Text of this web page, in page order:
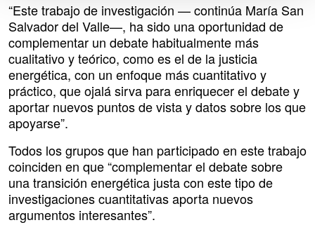
“Este trabajo de investigación — continúa María San
Salvador del Valle—, ha sido una oportunidad de
complementar un debate habitualmente más
cualitativo y teórico, como es el de la justicia
energética, con un enfoque más cuantitativo y
práctico, que ojalá sirva para enriquecer el debate y
aportar nuevos puntos de vista y datos sobre los que
apoyarse”.
Todos los grupos que han participado en este trabajo
coinciden en que “complementar el debate sobre
una transición energética justa con este tipo de
investigaciones cuantitativas aporta nuevos
argumentos interesantes”.